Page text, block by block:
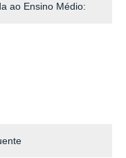
ao Ensino Médio: